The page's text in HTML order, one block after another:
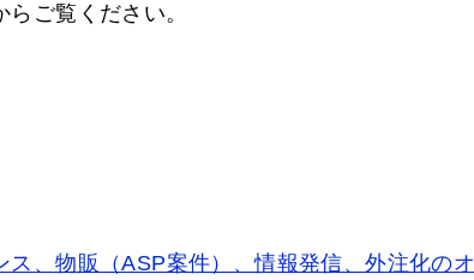
ご覧ください。
ス、物販（ASP案件）、情報発信、外注化のオ